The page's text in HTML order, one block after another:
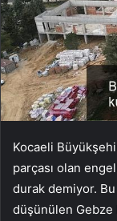
Kocaeli
parçası olan
durak demiyor.
düşünülen Gebze